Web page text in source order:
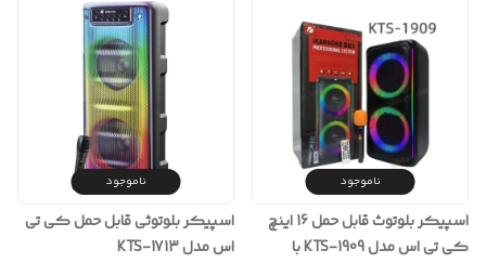
ناموجود
اسپیکر بلوتوث قابل حمل 16 اینچ
کی تی اس مدل KTS-1909 با
ناموجود
اسپیکر بلوتوثی قابل حمل کی تی
اس مدل KTS-1713